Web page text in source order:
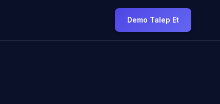
Demo Talep Et